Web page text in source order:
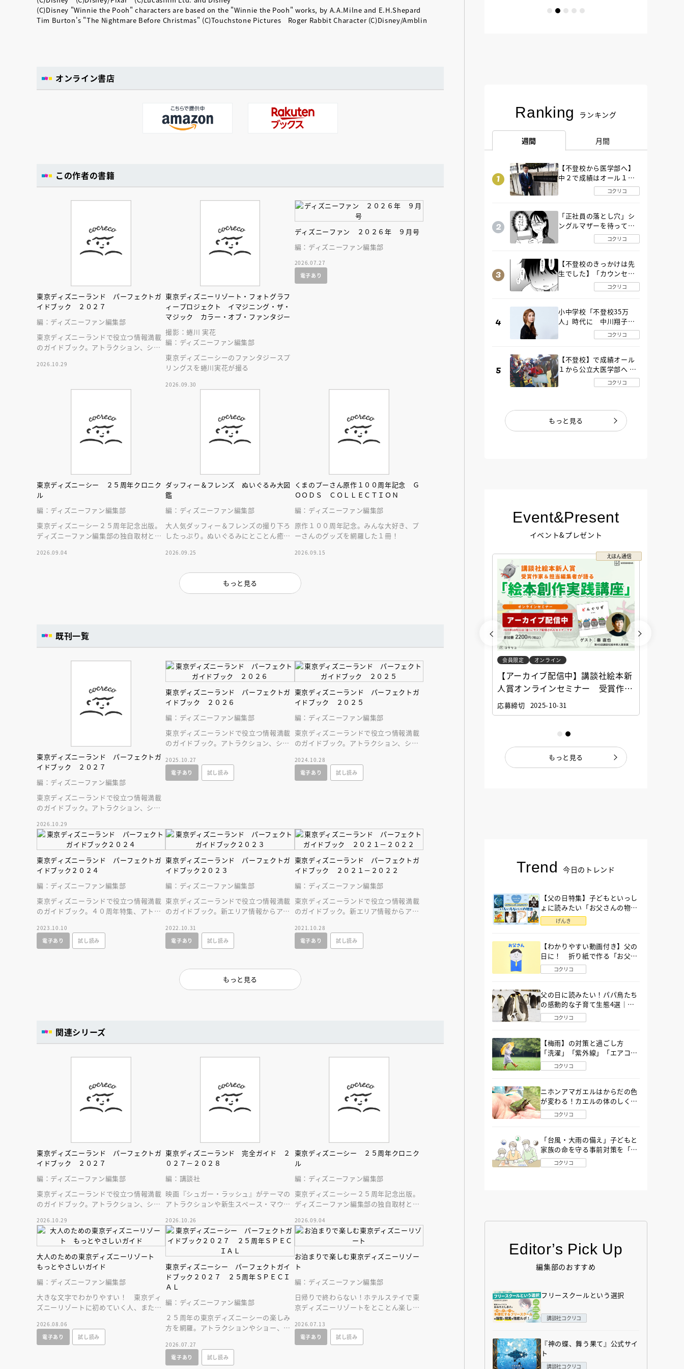
(C)Disney "Winnie the Pooh" characters are based on the "Winnie the Pooh" works, by A.A.Milne and E.H.Shepard
Tim Burton's "The Nightmare Before Christmas" (C)Touchstone Pictures Roger Rabbit Character (C)Disney/Amblin
オンライン書店
この作者の書籍
東京ディズニーランド パーフェクトガ
イドブック ２０２７
編：ディズニーファン編集部
東京ディズニーランドで役立つ情報満載
のガイドブック。アトラクション、ショ
2026.10.29
東京ディズニーリゾート・フォトグラフ
ィープロジェクト イマジニング・ザ・
マジック カラー・オブ・ファンタジー
撮影：蜷川 実花
編：ディズニーファン編集部
東京ディズニーシーのファンタジースプ
リングスを蜷川実花が撮る
2026.09.30
ディズニーファン ２０２６年 ９月号
編：ディズニーファン編集部
2026.07.27
電子あり
東京ディズニーシー ２５周年クロニク
ル
編：ディズニーファン編集部
東京ディズニーシー２５周年記念出版。
ディズニーファン編集部の独自取材と秘
５年史！
2026.09.04
ダッフィー＆フレンズ ぬいぐるみ大図
鑑
編：ディズニーファン編集部
大人気ダッフィー＆フレンズの撮り下ろ
したっぷり。ぬいぐるみにとことん癒や
2026.09.25
くまのプーさん原作１００周年記念 Ｇ
ＯＯＤＳ ＣＯＬＬＥＣＴＩＯＮ
編：ディズニーファン編集部
原作１００周年記念。みんな大好き、プ
ーさんのグッズを網羅した１冊！
2026.09.15
もっと見る
既刊一覧
東京ディズニーランド パーフェクトガ
イドブック ２０２７
編：ディズニーファン編集部
東京ディズニーランドで役立つ情報満載
のガイドブック。アトラクション、ショ
2026.10.29
東京ディズニーランド パーフェクトガ
イドブック ２０２６
編：ディズニーファン編集部
東京ディズニーランドで役立つ情報満載
のガイドブック。アトラクション、ショ
2025.10.27
電子あり
試し読み
東京ディズニーランド パーフェクトガ
イドブック ２０２５
編：ディズニーファン編集部
東京ディズニーランドで役立つ情報満載
のガイドブック。アトラクション、ショ
2024.10.28
電子あり
試し読み
東京ディズニーランド パーフェクトガ
イドブック２０２４
編：ディズニーファン編集部
東京ディズニーランドで役立つ情報満載
のガイドブック。４０周年特集、アトラ
までが１冊に！
2023.10.10
電子あり
試し読み
東京ディズニーランド パーフェクトガ
イドブック２０２３
編：ディズニーファン編集部
東京ディズニーランドで役立つ情報満載
のガイドブック。新エリア情報からアト
ズまでが１冊に！
2022.10.31
電子あり
試し読み
東京ディズニーランド パーフェクトガ
イドブック ２０２１－２０２２
編：ディズニーファン編集部
東京ディズニーランドで役立つ情報満載
のガイドブック。新エリア情報からアト
ズまでが１冊に！
2021.10.28
電子あり
試し読み
もっと見る
関連シリーズ
東京ディズニーランド パーフェクトガ
イドブック ２０２７
編：ディズニーファン編集部
東京ディズニーランドで役立つ情報満載
のガイドブック。アトラクション、ショ
2026.10.29
東京ディズニーランド 完全ガイド ２
０２７－２０２８
編：講談社
映画『シュガー・ラッシュ』がテーマの
アトラクションや新生スペース・マウン
新情報をお届け！
2026.10.26
東京ディズニーシー ２５周年クロニク
ル
編：ディズニーファン編集部
東京ディズニーシー２５周年記念出版。
ディズニーファン編集部の独自取材と秘
５年史！
2026.09.04
大人のための東京ディズニーリゾート
もっとやさしいガイド
編：ディズニーファン編集部
大きな文字でわかりやすい！ 東京ディ
ズニーリゾートに初めていく人、または
ブック。
2026.08.06
電子あり
試し読み
東京ディズニーシー パーフェクトガイ
ドブック２０２７ ２５周年ＳＰＥＣＩ
ＡＬ
編：ディズニーファン編集部
２５周年の東京ディズニーシーの楽しみ
方を網羅。アトラクションやショー、レ
すいマップつき！
2026.07.27
電子あり
試し読み
お泊まりで楽しむ東京ディズニーリゾー
ト
編：ディズニーファン編集部
日帰りで終わらない！ホテルステイで東
京ディズニーリゾートをとことん楽しむ
2026.07.13
電子あり
試し読み
Ranking ランキング
週間 月間
【不登校から医学部へ】
中２で成績はオール１
「昼夜逆転」したわが子
を”夜遊び”に連れ出した
コクリコ
「正社員の落とし穴」シ
ングルマザーを待ってい
た“魔の２年間”【後編】
コクリコ
【不登校のきっかけは先
生でした】「カウンセリ
ングの時間」生徒の情報
をバラしたのは…《第２
コクリコ
小中学校「不登校35万
人」時代に 中川翔子さ
んが審査委員長「不登校
生動画甲子園 2026」が開
コクリコ
【不登校】で成績オール
１から公立大医学部へ 中
２で起立性調節障害「治
るまで３年」の診断 その
コクリコ
もっと見る
Event&Present
イベント&プレゼント
えほん通信
会員限定 オンライン
【アーカイブ配信中】講談社絵本新
人賞オンラインセミナー 受賞作家
と担当編集者が語る「絵本創作実践
講座」
応募締切 2025-10-31
会員限定 オンライン
アーカイブ配信中【第67回講談社児
童文学新人賞】受賞作家と前選考委
員に聞く「児童文学創作セミナー」
えほん通信
会員限定 オンライン
【アーカイブ配信中】講談社絵本新
人賞オンラインセミナー 受賞作家
と担当編集者が語る「絵本創作実践
講座」
応募締切 2025-10-31
もっと見る
Trend 今日のトレンド
【父の日特集】子どもといっし
ょに読みたい「お父さんの物
語」６選
げんき
【わかりやすい動画付き】父の
日に！ 折り紙で作る「お父さ
ん」の簡単な折り方
コクリコ
父の日に読みたい！パパ鳥たち
の感動的な子育て生態4選｜図
鑑MOVE
コクリコ
【梅雨】の対策と過ごし方
「洗濯」「紫外線」「エアコ
ン」「ゲリラ豪雨」…〔気象予
報士が完全ガイド〕
コクリコ
ニホンアマガエルはからだの色
が変わる！カエルの体のしくみ
から両生類の特ちょうまで図鑑
MOVEが解説！
コクリコ
「台風・大雨の備え」子どもと
家族の命を守る事前対策を「防
災アドバイザー」が解説
コクリコ
Editor’s Pick Up
編集部のおすすめ
フリースクールという選択
講談社コクリコ
『神の蝶、舞う果て』公式サイ
ト
講談社コクリコ